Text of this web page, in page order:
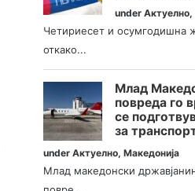
underАктуелно,
Четириесет и осумгодишна
откако...
Млад
повреда го
се
за
underАктуелно,Македонија
Млад македонски